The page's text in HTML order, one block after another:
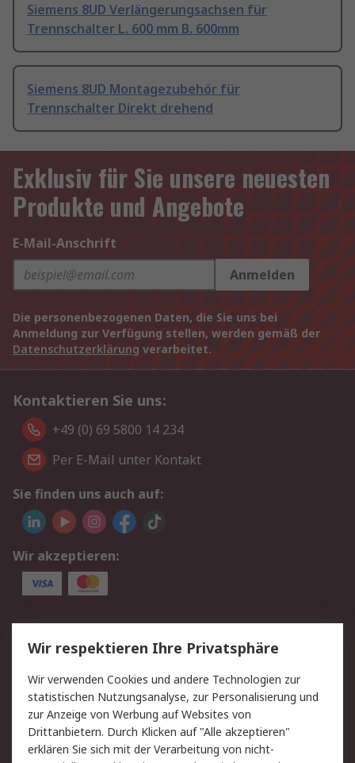
Siemens 8UD Verlängerungsachsen für
Trennschalter L. 600 mm B. 600mm
Siemens 8UD Montagezubehör für
Trennschalter Direkt drehend
Exklusiv für Sie unsere neuesten
Produkte und Angebote
E-Mail-Anschrift
Anmelden
Die personenbezogenen Daten, die Sie uns bei
Anmeldung zur Verfügung stellen, werden gemäß der
Datenschutzerklärung verarbeitet.
Kontaktieren Sie uns:
+49 (0) 69 5800 14 234
Per E-Mail unter Kontakt
Sie finden uns auch auf:
Wir akzeptieren:
Service
Value Added Services
Lieferlösungen
Rücksendungen
Kontakt
Hilfe
Privatkunden
Rechtliches
Wir respektieren Ihre Privatsphäre
Wir verwenden Cookies und andere Technologien zur
statistischen Nutzungsanalyse, zur Personalisierung und
zur Anzeige von Werbung auf Websites von
Drittanbietern. Durch Klicken auf "Alle akzeptieren"
erklären Sie sich mit der Verarbeitung von nicht-